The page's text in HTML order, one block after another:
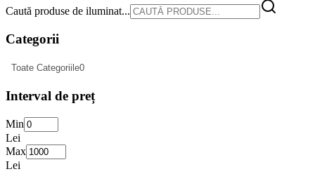
Caută produse de iluminat...
Categorii
Toate Categoriile0
Interval de preț
Min
Lei
Max
Lei